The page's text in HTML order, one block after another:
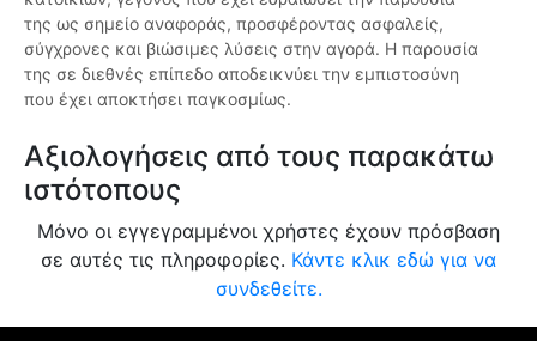
της ως σημείο αναφοράς, προσφέροντας ασφαλείς,
σύγχρονες και βιώσιμες λύσεις στην αγορά. Η παρουσία
της σε διεθνές επίπεδο αποδεικνύει την εμπιστοσύνη
που έχει αποκτήσει παγκοσμίως.
Αξιολογήσεις από τους παρακάτω
ιστότοπους
Μόνο οι εγγεγραμμένοι χρήστες έχουν πρόσβαση
σε αυτές τις πληροφορίες. Κάντε κλικ εδώ για να
συνδεθείτε.